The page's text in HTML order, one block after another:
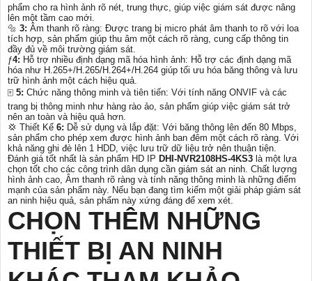
phẩm cho ra hình ảnh rõ nét, trung thực, giúp việc giám sát được nâng
lên một tầm cao mới.
🔩 3: Âm thanh rõ ràng: Được trang bị micro phát âm thanh to rõ với loa
tích hợp, sản phẩm giúp thu âm một cách rõ ràng, cung cấp thông tin
đầy đủ về môi trường giám sát.
ƒ4: Hỗ trợ nhiều định dạng mã hóa hình ảnh: Hỗ trợ các định dạng mã
hóa như H.265+/H.265/H.264+/H.264 giúp tối ưu hóa băng thông và lưu
trữ hình ảnh một cách hiệu quả.
🀄 5: Chức năng thông minh và tiên tiến: Với tính năng ONVIF và các
trang bị thông minh như hàng rào ảo, sản phẩm giúp việc giám sát trở
nên an toàn và hiệu quả hơn.
💢 Thiết Kế 6: Dễ sử dụng và lắp đặt: Với băng thông lên đến 80 Mbps,
sản phẩm cho phép xem được hình ảnh ban đêm một cách rõ ràng. Với
khả năng ghi đè lên 1 HDD, việc lưu trữ dữ liệu trở nên thuận tiện.
Đánh giá tốt nhất là sản phẩm HD IP DHI-NVR2108HS-4KS3 là một lựa
chọn tốt cho các công trình dân dụng cần giám sát an ninh. Chất lượng
hình ảnh cao, Âm thanh rõ ràng và tính năng thông minh là những điểm
mạnh của sản phẩm này. Nếu bạn đang tìm kiếm một giải pháp giám sát
an ninh hiệu quả, sản phẩm này xứng đáng để xem xét.
CHỌN THÊM NHỮNG
THIẾT BỊ AN NINH